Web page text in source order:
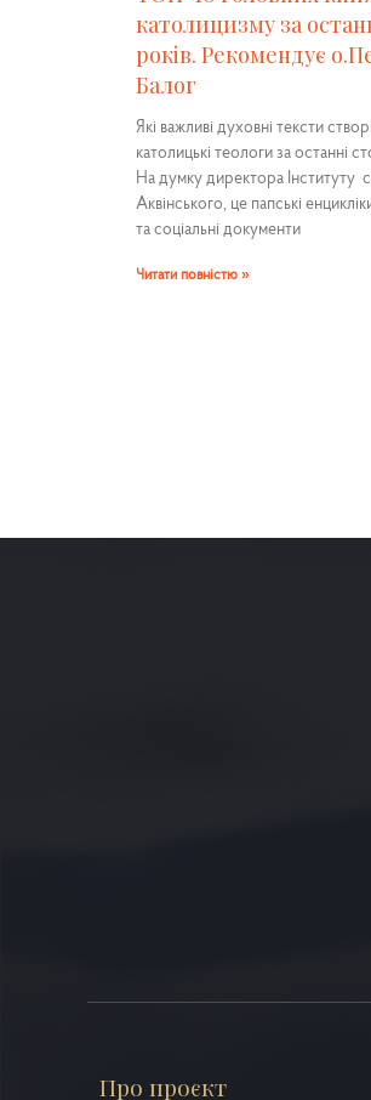
католицизму за
років. Рекомендує
Балог
Які важливі духовні тексти
католицькі теологи за останні
На думку директора Інституту
Аквінського, це папські
та соціальні документи
Читати повністю »
Про проєкт